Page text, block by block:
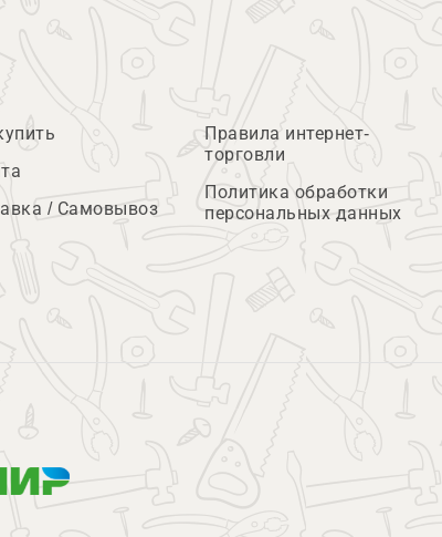
/ Самовывоз
Правила интернет-
торговли
Политика обработки
персональных данных